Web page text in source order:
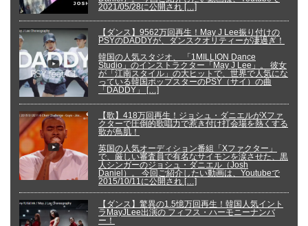
2021/05/28に公開され […]
【ダンス】9562万回再生！May J Lee振り付けの
PSYのDADDYが、ダンスクオリティーが凄過ぎ！
韓国の人気スタジオ、 「1MILLION Dance
Studio」のインストラクター「May J Lee」。 彼女
が「江南スタイル」の大ヒットで、世界で人気にな
っている韓国ポップスターのPSY（サイ）の曲
「DADDY」 […]
【歌】418万回再生！ジョシュ・ダニエルがXファ
クターで圧倒的歌唱力で惹き付け打会場を熱くする
歌が鳥肌！
英国の人気オーディション番組「Xファクター」
で、厳しい審査員で有名なサイモンを涙させた、黒
人シンガーのジョシュ・ダニエル（Josh
Daniel）。 今回ご紹介したい動画は、Youtubeで
2015/10/11に公開され […]
【ダンス】驚異の1.5憶万回再生！韓国人気イント
ラMayJLee出演の フィフス・ハーモニーナンバ
ー！